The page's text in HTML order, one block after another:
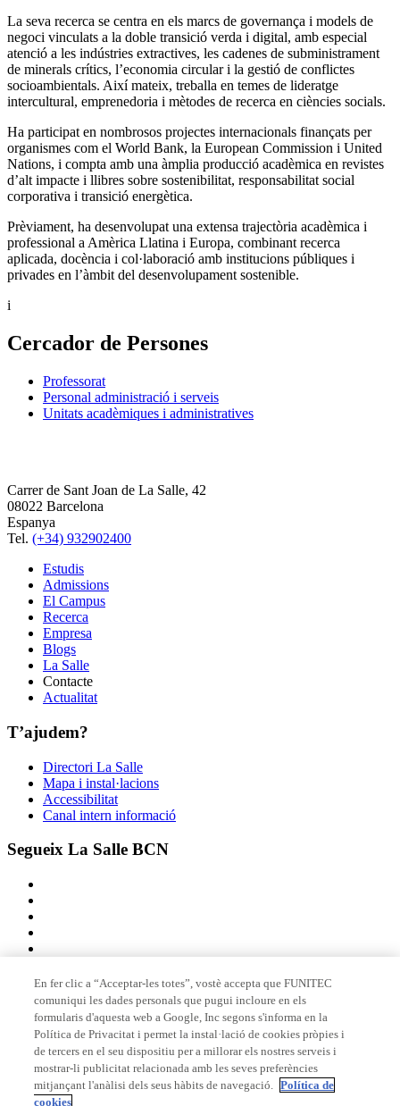
La seva recerca se centra en els marcs de governança i models de
negoci vinculats a la doble transició verda i digital, amb especial
atenció a les indústries extractives, les cadenes de subministrament
de minerals crítics, l’economia circular i la gestió de conflictes
socioambientals. Així mateix, treballa en temes de lideratge
intercultural, emprenedoria i mètodes de recerca en ciències socials.
Ha participat en nombrosos projectes internacionals finançats per
organismes com el World Bank, la European Commission i United
Nations, i compta amb una àmplia producció acadèmica en revistes
d’alt impacte i llibres sobre sostenibilitat, responsabilitat social
corporativa i transició energètica.
Prèviament, ha desenvolupat una extensa trajectòria acadèmica i
professional a Amèrica Llatina i Europa, combinant recerca
aplicada, docència i col·laboració amb institucions públiques i
privades en l’àmbit del desenvolupament sostenible.
i
Cercador de Persones
Professorat
Personal administració i serveis
Unitats acadèmiques i administratives
Carrer de Sant Joan de La Salle, 42
08022 Barcelona
Espanya
Tel. (+34) 932902400
Estudis
Admissions
El Campus
Recerca
Empresa
Blogs
La Salle
Contacte
Actualitat
T’ajudem?
Directori La Salle
Mapa i instal·lacions
Accessibilitat
Canal intern informació
Segueix La Salle BCN
Membre de
Acreditacions
En fer clic a “Acceptar-les totes”, vostè accepta que FUNITEC
comuniqui les dades personals que pugui incloure en els
formularis d'aquesta web a Google, Inc segons s'informa en la
Política de Privacitat i permet la instal·lació de cookies pròpies i
de tercers en el seu dispositiu per a millorar els nostres serveis i
mostrar-li publicitat relacionada amb les seves preferències
mitjançant l'anàlisi dels seus hàbits de navegació. Política de
cookies